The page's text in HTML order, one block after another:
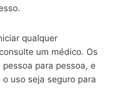
qualquer
um médico. Os
para pessoa, e
uso seja seguro para